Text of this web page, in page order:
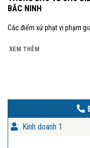
BẮC NINH
Các điểm xử phạt vi phạm
XEM THÊM
Kinh doanh 1